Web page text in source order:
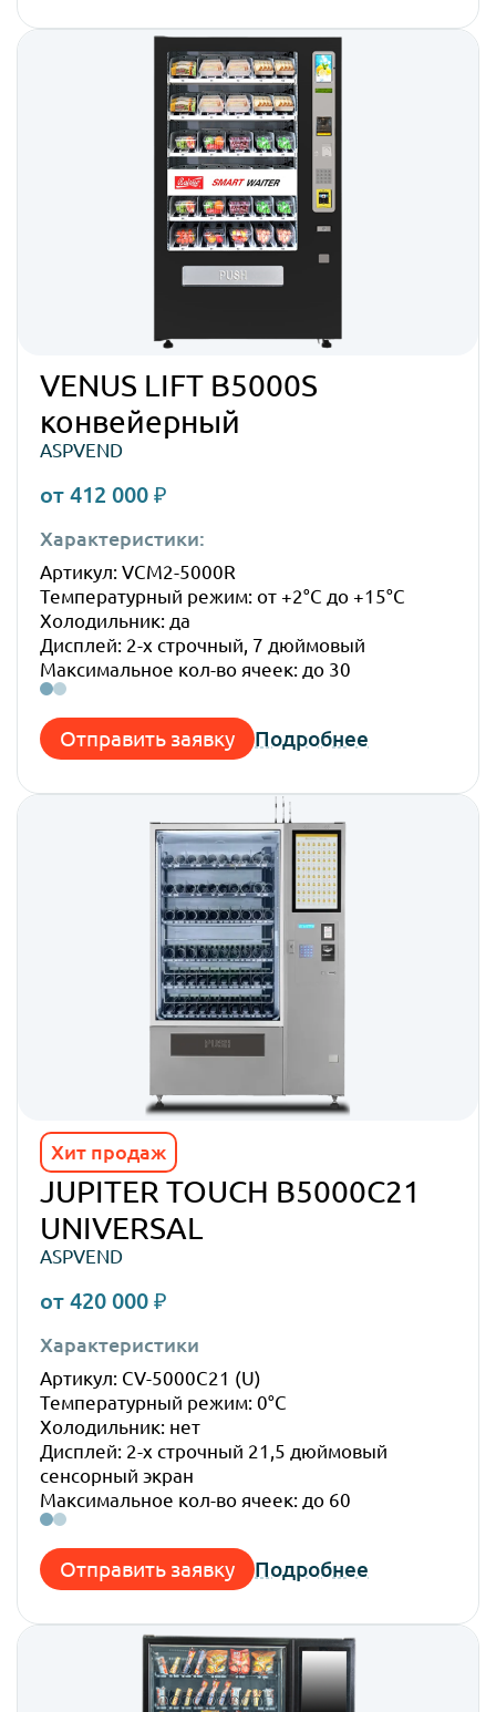
VENUS LIFT B5000S
конвейерный
ASPVEND
от 412 000 ₽
Характеристики:
Артикул: VCM2-5000R
Температурный режим: от +2°C до +15°C
Холодильник: да
Дисплей: 2-х строчный, 7 дюймовый
Максимальное кол-во ячеек: до 30
Отправить заявку Подробнее
JUPITER TOUCH B5000C21
UNIVERSAL
ASPVEND
Хит продаж
от 420 000 ₽
Характеристики
Артикул: CV-5000C21 (U)
Температурный режим: 0°C
Холодильник: нет
Дисплей: 2-х строчный 21,5 дюймовый
сенсорный экран
Максимальное кол-во ячеек: до 60
Отправить заявку Подробнее